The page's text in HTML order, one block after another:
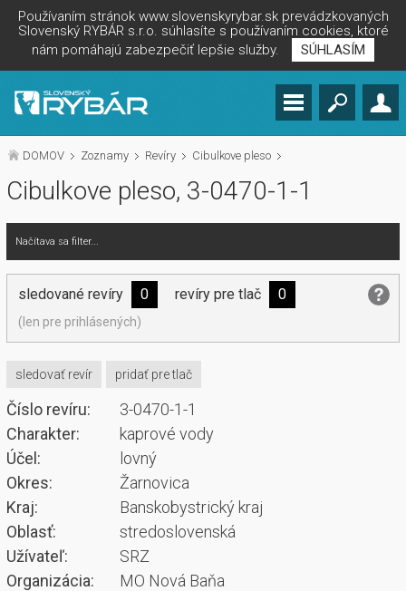
Používaním stránok www.slovenskyrybar.sk prevádzkovaných
Slovenský RYBÁR s.r.o. súhlasíte s používaním cookies, ktoré
nám pomáhajú zabezpečiť lepšie služby.
SÚHLASÍM
DOMOV Zoznamy Revíry Cibulkove pleso
Cibulkove pleso, 3-0470-1-1
Načítava sa filter...
sledované revíry 0 revíry pre tlač 0
(len pre prihlásených)
sledovať revír pridať pre tlač
Číslo revíru:
3-0470-1-1
Charakter:
kaprové vody
Účel:
lovný
Okres:
Žarnovica
Kraj:
Banskobystrický kraj
Oblasť:
stredoslovenská
Užívateľ:
SRZ
Organizácia:
MO Nová Baňa